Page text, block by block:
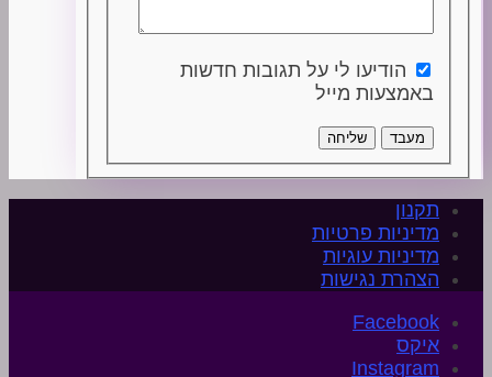
הודיעו לי על תגובות חדשות
באמצעות מייל
מעבד שליחה
תקנון
מדיניות פרטיות
מדיניות עוגיות
הצהרת נגישות
איקס
Instagram